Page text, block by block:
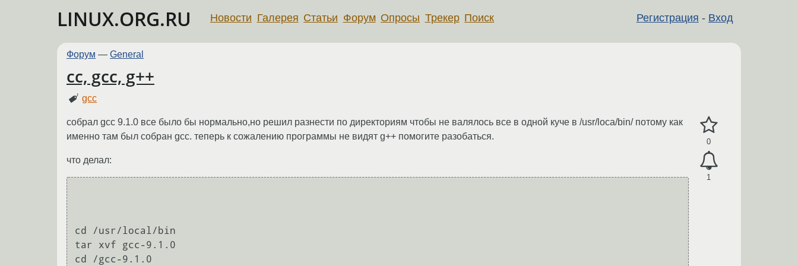
LINUX.ORG.RU Регистрация - Вход
Новости Галерея Статьи Форум Опросы Трекер Поиск
Форум — General
сс, gcc, g++
gcc
0
1
собрал gcc 9.1.0 все было бы нормально,но решил разнести по директориям чтобы не валялось все в одной куче в /usr/loca/bin/ потому как
именно там был собран gcc. теперь к сожалению программы не видят g++ помогите разобаться.
что делал:
cd /usr/local/bin
tar xvf gcc-9.1.0
cd /gcc-9.1.0